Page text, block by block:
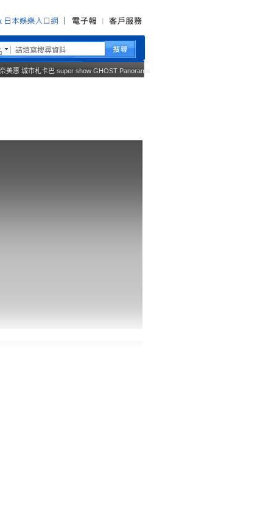
美惠 城市札卡巴 super show GHOST Panorama